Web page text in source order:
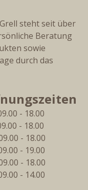
steht seit über
Beratung
sowie
durch das
- 18.00
- 18.00
- 18.00
- 19.00
- 18.00
- 14.00